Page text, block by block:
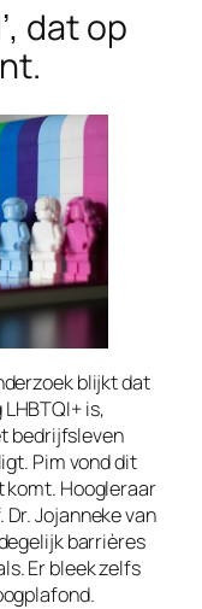
dat op
blijkt dat
is,
bedrijfsleven
Pim vond dit
komt. Hoogleraar
Jojanneke van
barrières
Er bleek zelfs